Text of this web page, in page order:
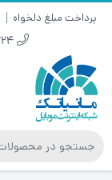
پرداخت مبلغ دلخواه
09153344724